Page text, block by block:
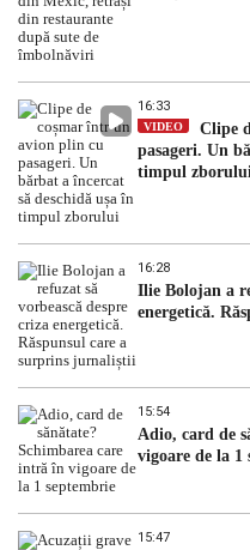
16:33
VIDEO
Clipe
pasageri. Un
timpul
16:28
Ilie Bolojan a
energetică.
15:54
Adio, card de
vigoare de la 1
15:47